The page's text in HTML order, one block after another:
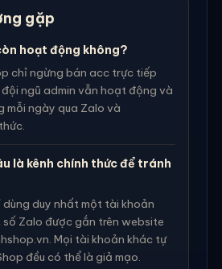
gặp
hoạt động không?
chỉ ngừng bán acc trực tiếp
ngũ admin vẫn hoạt động và
mỗi ngày qua Zalo và
là kênh chính thức để tránh
dùng duy nhất một tài khoản
Zalo được gắn trên website
Mọi tài khoản khác tự
đều có thể là giả mạo.